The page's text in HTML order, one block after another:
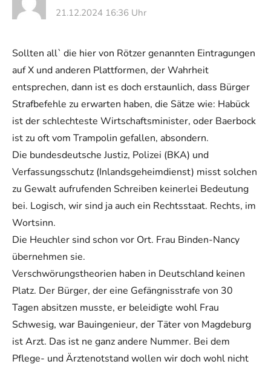
21.12.2024 16:36 Uhr
Sollten all` die hier von Rötzer genannten Eintragungen
auf X und anderen Plattformen, der Wahrheit
entsprechen, dann ist es doch erstaunlich, dass Bürger
Strafbefehle zu erwarten haben, die Sätze wie: Habück
ist der schlechteste Wirtschaftsminister, oder Baerbock
ist zu oft vom Trampolin gefallen, absondern.
Die bundesdeutsche Justiz, Polizei (BKA) und
Verfassungsschutz (Inlandsgeheimdienst) misst solchen
zu Gewalt aufrufenden Schreiben keinerlei Bedeutung
bei. Logisch, wir sind ja auch ein Rechtsstaat. Rechts, im
Wortsinn.
Die Heuchler sind schon vor Ort. Frau Binden-Nancy
übernehmen sie.
Verschwörungstheorien haben in Deutschland keinen
Platz. Der Bürger, der eine Gefängnisstrafe von 30
Tagen absitzen musste, er beleidigte wohl Frau
Schwesig, war Bauingenieur, der Täter von Magdeburg
ist Arzt. Das ist ne ganz andere Nummer. Bei dem
Pflege- und Ärztenotstand wollen wir doch wohl nicht